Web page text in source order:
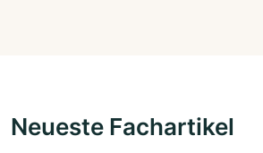
Neueste Fachartikel